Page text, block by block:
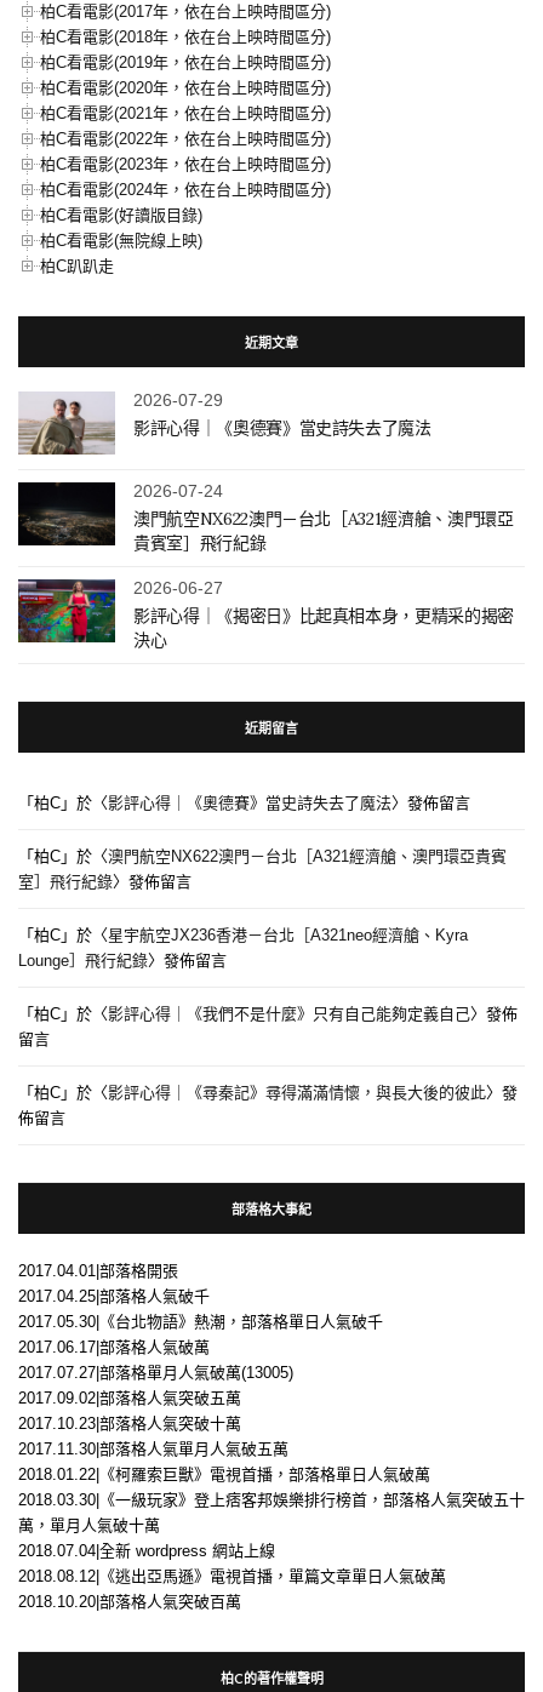
柏C看電影(2017年，依在台上映時間區分)
柏C看電影(2018年，依在台上映時間區分)
柏C看電影(2019年，依在台上映時間區分)
柏C看電影(2020年，依在台上映時間區分)
柏C看電影(2021年，依在台上映時間區分)
柏C看電影(2022年，依在台上映時間區分)
柏C看電影(2023年，依在台上映時間區分)
柏C看電影(2024年，依在台上映時間區分)
柏C看電影(好讀版目錄)
柏C看電影(無院線上映)
柏C趴趴走
近期文章
2026-07-29
影評心得｜《奧德賽》當史詩失去了魔法
2026-07-24
澳門航空NX622澳門－台北［A321經濟艙、澳門環亞
貴賓室］飛行紀錄
2026-06-27
影評心得｜《揭密日》比起真相本身，更精采的揭密
決心
近期留言
「柏C 」於〈影評心得｜《奧德賽》當史詩失去了魔法〉發佈留言
「柏C 」於〈澳門航空NX622澳門－台北［A321經濟艙、澳門環亞貴賓
室］飛行紀錄〉發佈留言
「柏C 」於〈星宇航空JX236香港－台北［A321neo經濟艙、Kyra
Lounge］飛行紀錄〉發佈留言
「柏C 」於〈影評心得｜《我們不是什麼》只有自己能夠定義自己〉發佈
留言
「柏C 」於〈影評心得｜《尋秦記》尋得滿滿情懷，與長大後的彼此〉發
佈留言
部落格大事紀
2017.04.01|部落格開張
2017.04.25|部落格人氣破千
2017.05.30|《台北物語》熱潮，部落格單日人氣破千
2017.06.17|部落格人氣破萬
2017.07.27|部落格單月人氣破萬(13005)
2017.09.02|部落格人氣突破五萬
2017.10.23|部落格人氣突破十萬
2017.11.30|部落格人氣單月人氣破五萬
2018.01.22|《柯羅索巨獸》電視首播，部落格單日人氣破萬
2018.03.30|《一級玩家》登上痞客邦娛樂排行榜首，部落格人氣突破五十
萬，單月人氣破十萬
2018.07.04|全新 wordpress 網站上線
2018.08.12|《逃出亞馬遜》電視首播，單篇文章單日人氣破萬
2018.10.20|部落格人氣突破百萬
柏C的著作權聲明